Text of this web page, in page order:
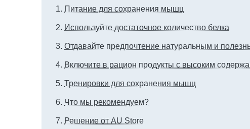
Питание для сохранения мышц
Используйте достаточное количество белка
Отдавайте предпочтение натуральным и
Включите в рацион продукты с высоким
Тренировки для сохранения мышц
Что мы рекомендуем?
Решение от AU Store